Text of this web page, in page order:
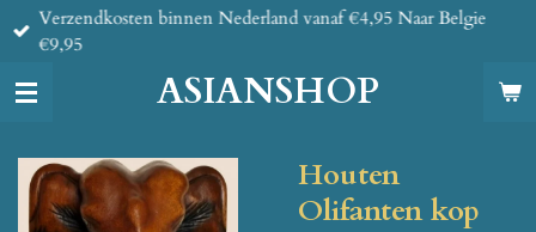
Ga
direct
de
ASIANSHOP
Verzendkosten binnen Nederland vanaf €4,95 Naar Belgie
€9,95
Houten
Olifanten kop